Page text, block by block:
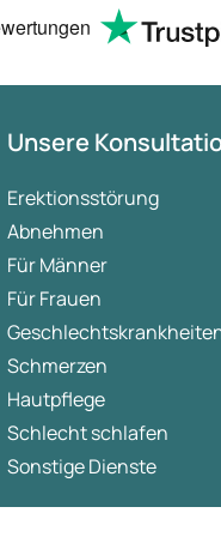
Unsere
Erektionsstörung
Abnehmen
Für Männer
Für Frauen
Schmerzen
Hautpflege
Schlecht schlafen
Sonstige Dienste